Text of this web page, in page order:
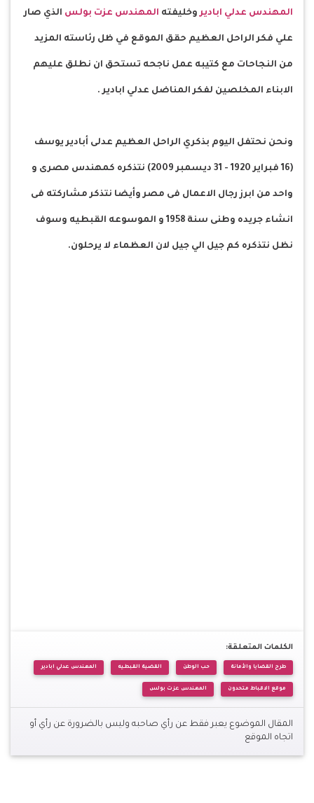
المهندس عدلي اباديروخليفته المهندس عزت بولس الذي صار
علي فكر الراحل العظيم حقق الموقع في ظل رئاسته المزيد
من النجاحات مع كتيبه عمل ناجحه تستحق ان نطلق عليهم
الابناء المخلصين لفكر المناضل عدلي ابادير .
ونحن نحتفل اليوم بذكري الراحل العظيم عدلى أبادير يوسف
(16 فبراير 1920 - 31 ديسمبر 2009) نتذكره كمهندس مصرى و
واحد من ابرز رجال الاعمال فى مصر وأيضا نتذكر مشاركته فى
انشاء جريده وطنى سنة 1958 و الموسوعه القبطيه وسوف
نظل نتذكره كم جيل الي جيل لان العظماء لا يرحلون.
الكلمات المتعلقة:
طرح القضايا والأمانة حب الوطن القضية القبطيه المهندس عدلي ابادير
موقع الاقباط متحدون المهندس عزت بولس
المقال الموضوع يعبر فقط عن رأي صاحبه وليس بالضرورة عن رأي أو
اتجاه الموقع